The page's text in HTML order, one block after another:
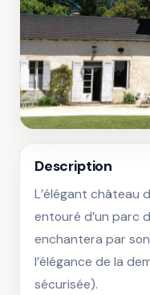
Description
L’élégant château
entouré d’un parc
enchantera par
l’élégance de la
sécurisée).